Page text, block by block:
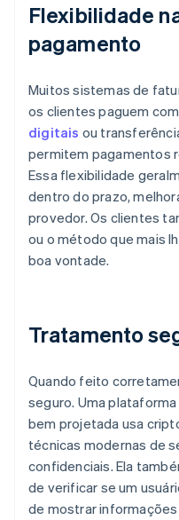
Flexibilidade
pagamento
Muitos sistemas de
os clientes paguem
digitais ou
permitem pagamentos
Essa flexibilidade
dentro do prazo,
provedor. Os clientes
ou o método que mais
boa vontade.
Tratamento
Quando feito
seguro. Uma
bem projetada usa
técnicas modernas de
confidenciais. Ela
de verificar se um
de mostrar